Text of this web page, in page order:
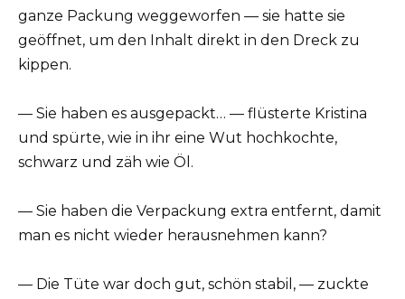
ganze Packung weggeworfen — sie hatte sie
geöffnet, um den Inhalt direkt in den Dreck zu
kippen.
— Sie haben es ausgepackt… — flüsterte Kristina
und spürte, wie in ihr eine Wut hochkochte,
schwarz und zäh wie Öl.
— Sie haben die Verpackung extra entfernt, damit
man es nicht wieder herausnehmen kann?
— Die Tüte war doch gut, schön stabil, — zuckte